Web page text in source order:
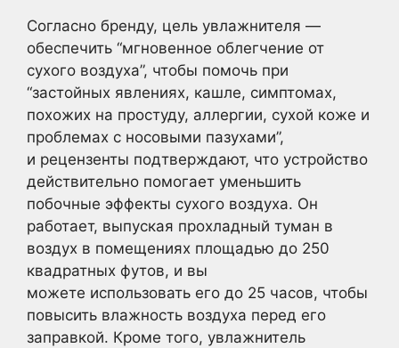
Согласно бренду, цель увлажнителя —
обеспечить “мгновенное облегчение от
сухого воздуха”, чтобы помочь при
“застойных явлениях, кашле, симптомах,
похожих на простуду, аллергии, сухой коже и
проблемах с носовыми пазухами”,
и рецензенты подтверждают, что устройство
действительно помогает уменьшить
побочные эффекты сухого воздуха. Он
работает, выпуская прохладный туман в
воздух в помещениях площадью до 250
квадратных футов, и вы
можете использовать его до 25 часов, чтобы
повысить влажность воздуха перед его
заправкой. Кроме того, увлажнитель